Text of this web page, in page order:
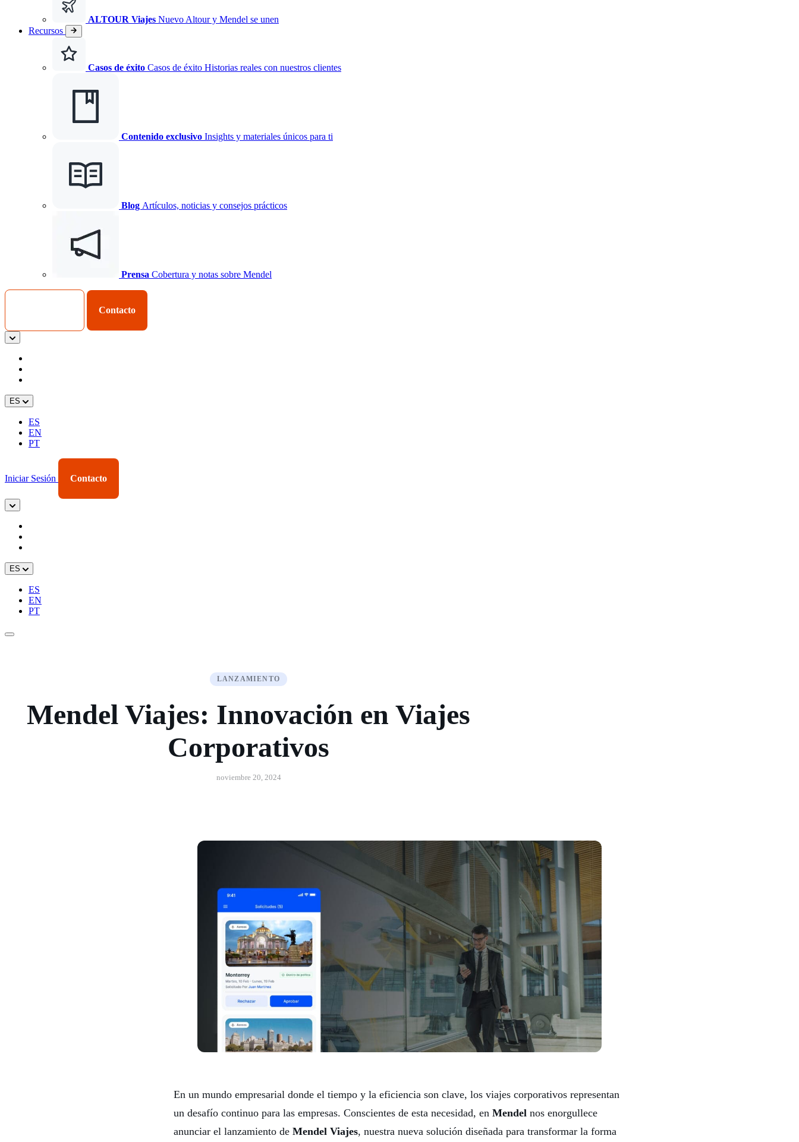
ALTOUR Viajes Nuevo Altour y Mendel se unen
Recursos
Casos de éxito Casos de éxito Historias reales con nuestros clientes
Contenido exclusivo Insights y materiales únicos para ti
Blog Artículos, noticias y consejos prácticos
Prensa Cobertura y notas sobre Mendel
Contacto
ES
ES
EN
PT
Iniciar Sesión Contacto
ES
ES
EN
PT
LANZAMIENTO
Mendel Viajes: Innovación en Viajes
Corporativos
noviembre 20, 2024
En un mundo empresarial donde el tiempo y la eficiencia son clave, los viajes corporativos representan
un desafío continuo para las empresas. Conscientes de esta necesidad, en Mendel nos enorgullece
anunciar el lanzamiento de Mendel Viajes, nuestra nueva solución diseñada para transformar la forma